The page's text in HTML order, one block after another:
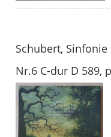
Schubert,
Nr.6 C-dur D 589,